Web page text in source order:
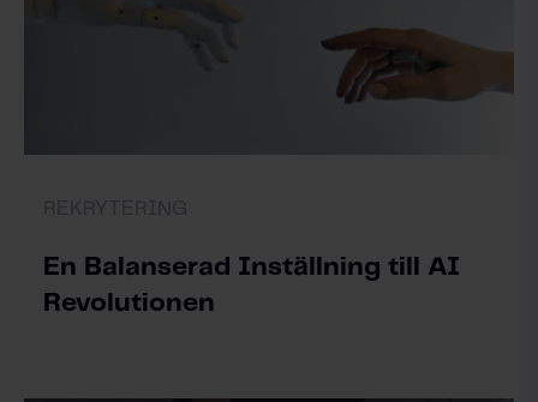
En Balanserad Inställning till AI
Revolutionen